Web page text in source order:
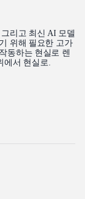
리고 최신 AI 모델
위해 필요한 고가
동하는 현실로 렌
에서 현실로.